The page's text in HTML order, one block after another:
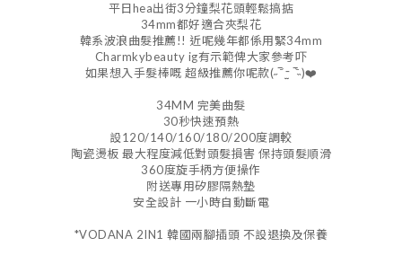
平日hea出街3分鐘梨花頭輕鬆搞掂
34mm都好適合夾梨花
韓系波浪曲髮推薦!! 近呢幾年都係用緊34mm
Charmkybeauty ig有示範俾大家參考吓
如果想入手髮棒嘅 超級推薦你呢款(˶‾᷄ ⁻̫ ‾᷅˵)❤️
34MM 完美曲髮
30秒快速預熱
設120/140/160/180/200度調較
陶瓷燙板 最大程度減低對頭髮損害 保持頭髮順滑
360度旋手柄方便操作
附送專用矽膠隔熱墊
安全設計 一小時自動斷電
*VODANA 2IN1 韓國兩腳插頭 不設退換及保養